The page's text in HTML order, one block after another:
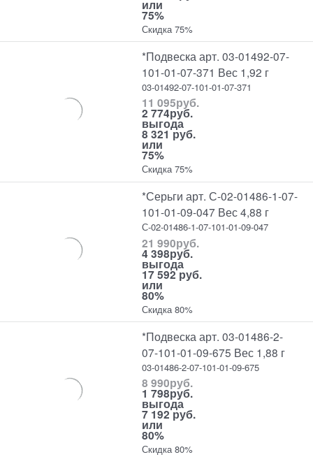
или
75%
Скидка 75%
*Подвеска арт. 03-01492-07-
101-01-07-371 Вес 1,92 г
03-01492-07-101-01-07-371
11 095руб.
2 774руб.
выгода
8 321 руб.
или
75%
Скидка 75%
*Серьги арт. С-02-01486-1-07-
101-01-09-047 Вес 4,88 г
С-02-01486-1-07-101-01-09-047
21 990руб.
4 398руб.
выгода
17 592 руб.
или
80%
Скидка 80%
*Подвеска арт. 03-01486-2-
07-101-01-09-675 Вес 1,88 г
03-01486-2-07-101-01-09-675
8 990руб.
1 798руб.
выгода
7 192 руб.
или
80%
Скидка 80%